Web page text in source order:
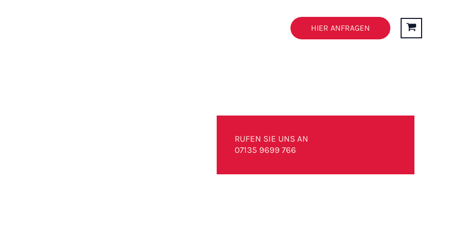
HIER ANFRAGEN
RUFEN SIE UNS AN
07135 9699 766